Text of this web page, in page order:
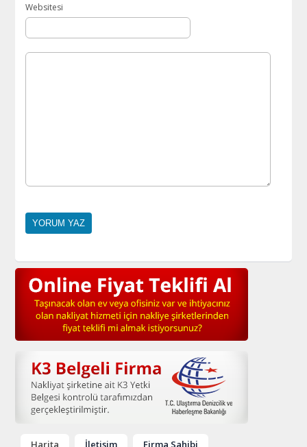
Websitesi
Harita İletişim Firma Sahibi